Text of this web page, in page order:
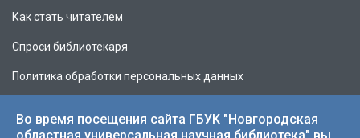
Как стать читателем
Спроси библиотекаря
Политика обработки персональных данных
Во время посещения сайта ГБУК "Новгородская